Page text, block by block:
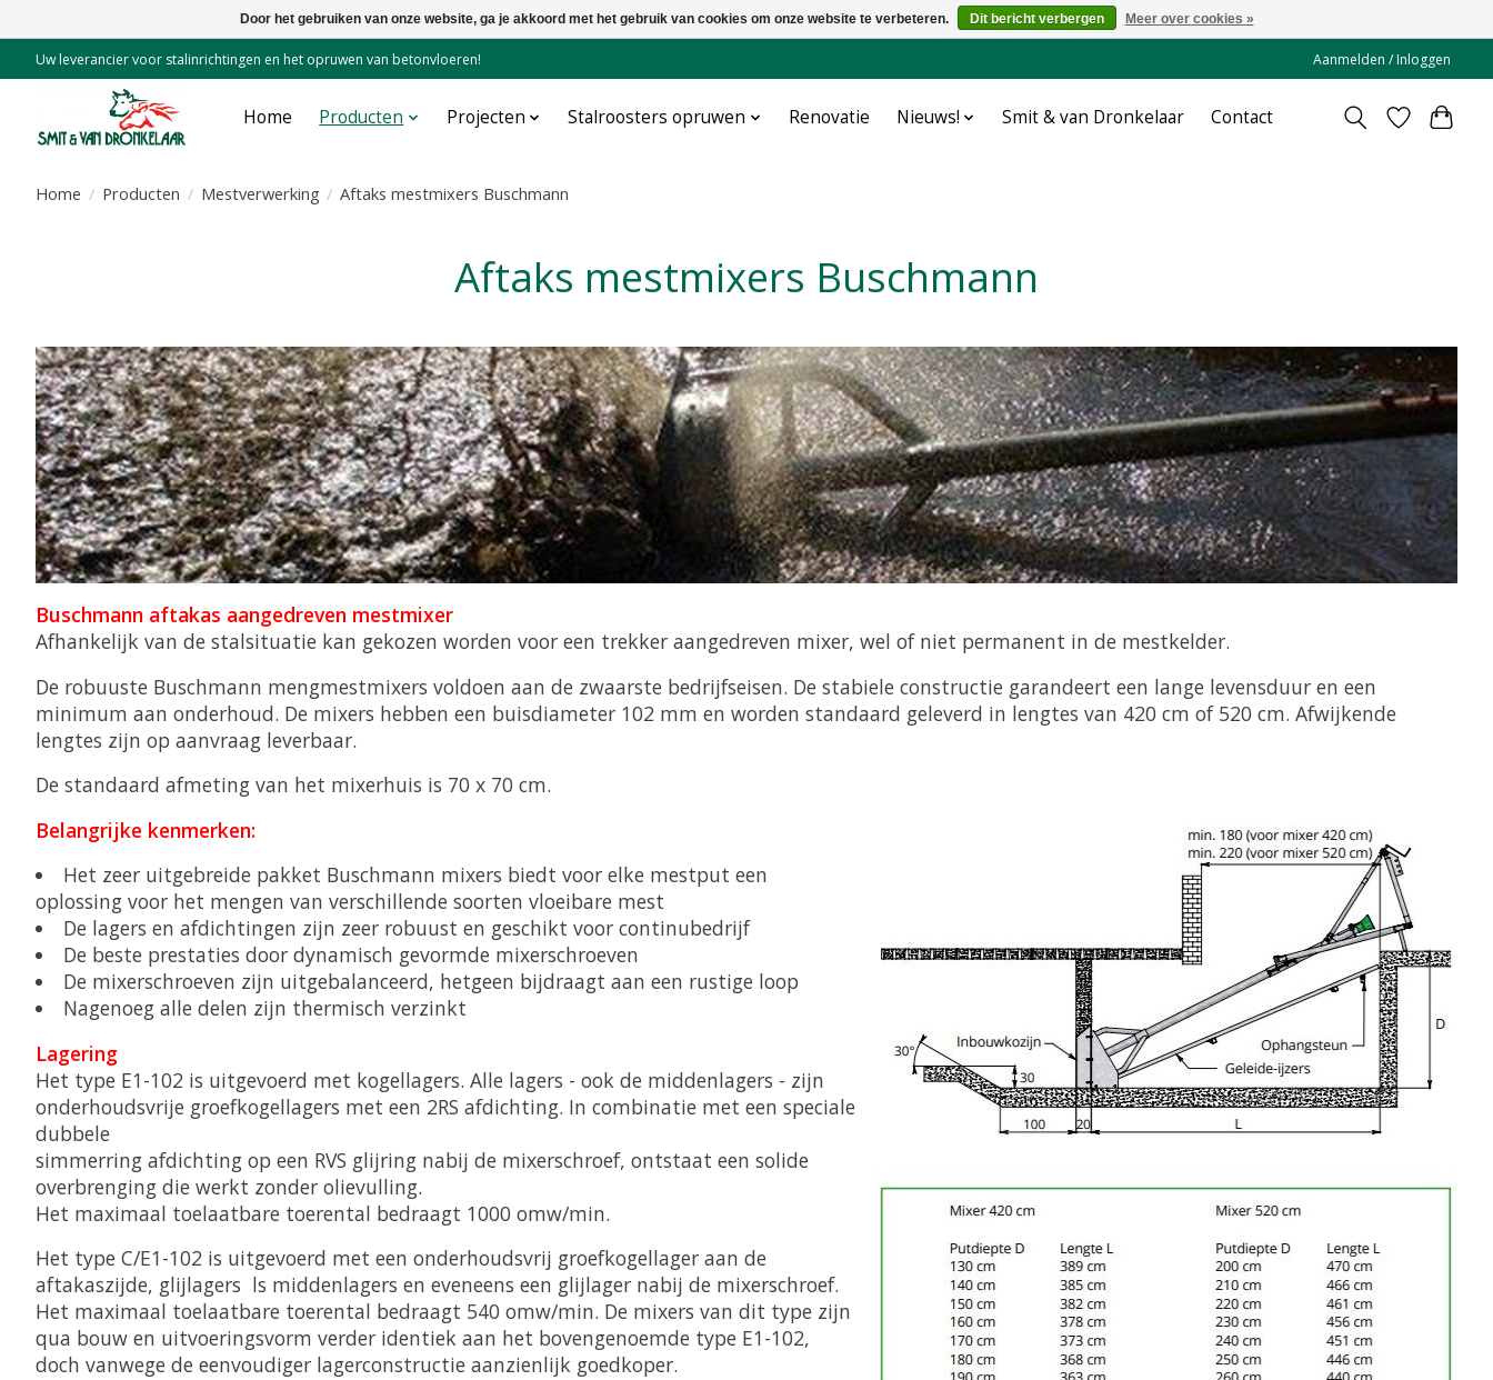
Uw leverancier voor stalinrichtingen en het opruwen van betonvloeren! Aanmelden / Inloggen
Home Producten Projecten Stalroosters opruwen Renovatie Nieuws! Smit & van Dronkelaar Contact
Home / Producten / Mestverwerking / Aftaks mestmixers Buschmann
Aftaks mestmixers Buschmann
Buschmann aftakas aangedreven mestmixer
Afhankelijk van de stalsituatie kan gekozen worden voor een trekker aangedreven mixer, wel of niet permanent in de mestkelder.
De robuuste Buschmann mengmestmixers voldoen aan de zwaarste bedrijfseisen. De stabiele constructie garandeert een lange levensduur en een
minimum aan onderhoud. De mixers hebben een buisdiameter 102 mm en worden standaard geleverd in lengtes van 420 cm of 520 cm. Afwijkende
lengtes zijn op aanvraag leverbaar.
De standaard afmeting van het mixerhuis is 70 x 70 cm.
Belangrijke kenmerken:
Het zeer uitgebreide pakket Buschmann mixers biedt voor elke mestput een
oplossing voor het mengen van verschillende soorten vloeibare mest
De lagers en afdichtingen zijn zeer robuust en geschikt voor continubedrijf
De beste prestaties door dynamisch gevormde mixerschroeven
De mixerschroeven zijn uitgebalanceerd, hetgeen bijdraagt aan een rustige loop
Nagenoeg alle delen zijn thermisch verzinkt
Lagering
Het type E1-102 is uitgevoerd met kogellagers. Alle lagers - ook de middenlagers - zijn
onderhoudsvrije groefkogellagers met een 2RS afdichting. In combinatie met een speciale
dubbele
simmerring afdichting op een RVS glijring nabij de mixerschroef, ontstaat een solide
overbrenging die werkt zonder olievulling.
Het maximaal toelaatbare toerental bedraagt 1000 omw/min.
Het type C/E1-102 is uitgevoerd met een onderhoudsvrij groefkogellager aan de
aftakaszijde, glijlagers ls middenlagers en eveneens een glijlager nabij de mixerschroef.
Het maximaal toelaatbare toerental bedraagt 540 omw/min. De mixers van dit type zijn
qua bouw en uitvoeringsvorm verder identiek aan het bovengenoemde type E1-102,
doch vanwege de eenvoudiger lagerconstructie aanzienlijk goedkoper.
Door het gebruiken van onze website, ga je akkoord met het gebruik van cookies om onze website te verbeteren. Dit bericht verbergen Meer over cookies »